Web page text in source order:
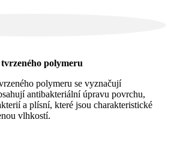
polymeru
polymeru se vyznačují
antibakteriální úpravu povrchu,
a plísní, které jsou charakteristické
vlhkostí.